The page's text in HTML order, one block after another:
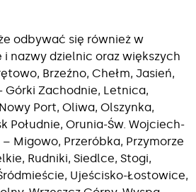
odbywać się również w
nazwy dzielnic oraz większych
Brzeźno, Chełm, Jasień,
Górki Zachodnie, Letnica,
Port, Oliwa, Olszynka,
Południe, Orunia-Św. Wojciech-
Migowo, Przeróbka, Przymorze
Rudniki, Siedlce, Stogi,
Ujeścisko-Łostowice,